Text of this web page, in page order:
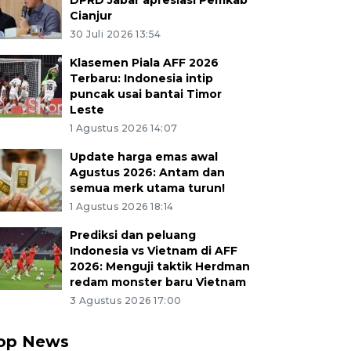
Cianjur
30 Juli 2026 13:54
Klasemen Piala AFF 2026
Terbaru: Indonesia intip
puncak usai bantai Timor
Leste
1 Agustus 2026 14:07
Update harga emas awal
Agustus 2026: Antam dan
semua merk utama turun!
1 Agustus 2026 18:14
Prediksi dan peluang
Indonesia vs Vietnam di AFF
2026: Menguji taktik Herdman
redam monster baru Vietnam
3 Agustus 2026 17:00
News